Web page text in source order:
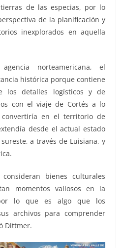
de las especias, por lo
de la planificación y
inexplorados en aquella
norteamericana, el
histórica porque contiene
los detalles logísticos y de
con el viaje de Cortés a lo
en el territorio de
desde el actual estado
a través de Luisiana, y
bienes culturales
momentos valiosos en la
lo que es algo que los
archivos para comprender
Dittmer.